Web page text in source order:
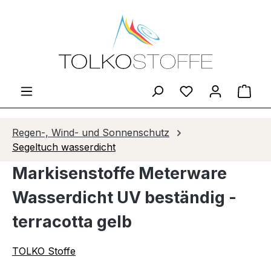
Zum Hauptinhalt springen
Du hast 0
Regen-, Wind- und Sonnenschutz
Segeltuch wasserdicht
Markisenstoffe Meterware
Wasserdicht UV beständig -
terracotta gelb
TOLKO Stoffe